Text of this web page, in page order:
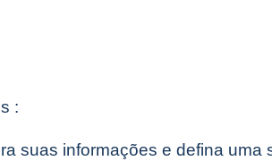
:
suas informações e defina uma